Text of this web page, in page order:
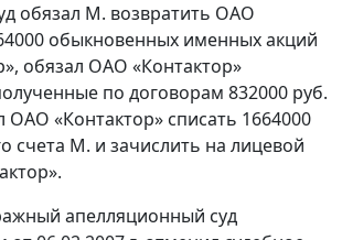
обязал М. возвратить ОАО
обыкновенных именных акций
обязал ОАО «Контактор»
по договорам 832000 руб.
ОАО «Контактор» списать 1664000
счета М. и зачислить на лицевой
апелляционный суд